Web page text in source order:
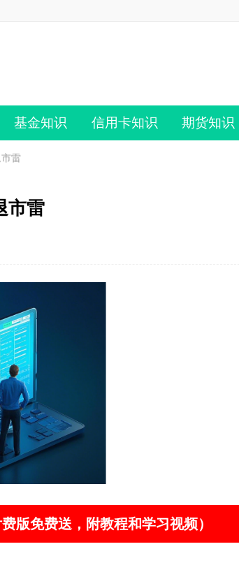
基金知识 信用卡知识 期货知识
雷
市雷
版免费送，附教程和学习视频）